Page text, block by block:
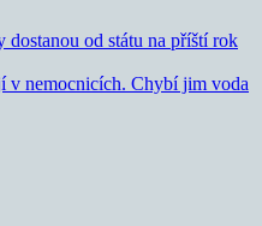
dostanou od státu na příští rok
v nemocnicích. Chybí jim voda